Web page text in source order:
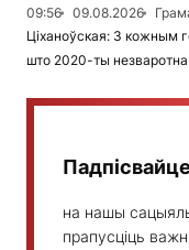
09:56 09.08.2026
Ціханоўская: З кожным
што 2020-ты
на нашы
прапусціць